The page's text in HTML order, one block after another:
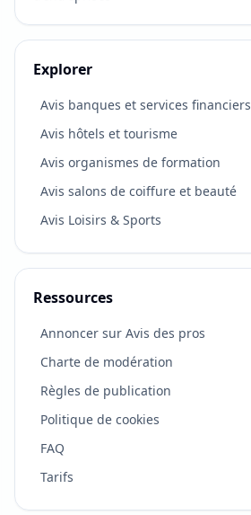
Explorer
Avis banques et services financiers
Avis hôtels et tourisme
Avis organismes de formation
Avis salons de coiffure et beauté
Avis Loisirs & Sports
Ressources
Annoncer sur Avis des pros
Charte de modération
Règles de publication
Politique de cookies
FAQ
Tarifs